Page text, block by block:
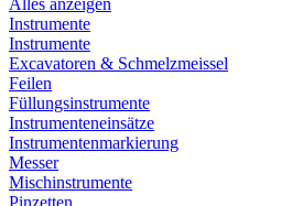
Alles anzeigen
Instrumente
Instrumente
Excavatoren & Schmelzmeissel
Feilen
Füllungsinstrumente
Instrumenteneinsätze
Instrumentenmarkierung
Messer
Mischinstrumente
Pinzetten